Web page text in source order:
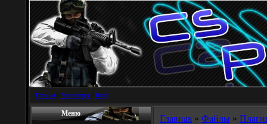
Главная Регистрация Вход
Меню Главная » Файлы »